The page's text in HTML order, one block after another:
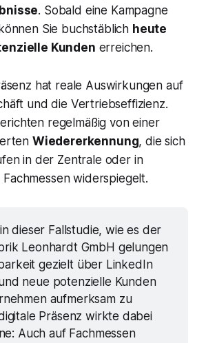
. Sobald eine Kampagne
Sie buchstäblich heute
Kunden erreichen.
hat reale Auswirkungen auf
und die Vertriebseffizienz.
regelmäßig von einer
Wiedererkennung, die sich
in der Zentrale oder in
widerspiegelt.
dieser Fallstudie, wie es der
Leonhardt GmbH gelungen
gezielt über LinkedIn
neue potenzielle Kunden
aufmerksam zu
Präsenz wirkte dabei
Auch auf Fachmessen